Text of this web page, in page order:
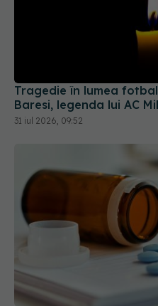
Tragedie în lumea
Baresi, legenda lui AC
31 iul 2026, 09:52